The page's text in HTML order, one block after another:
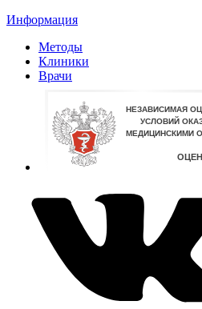
Информация
Методы
Клиники
Врачи